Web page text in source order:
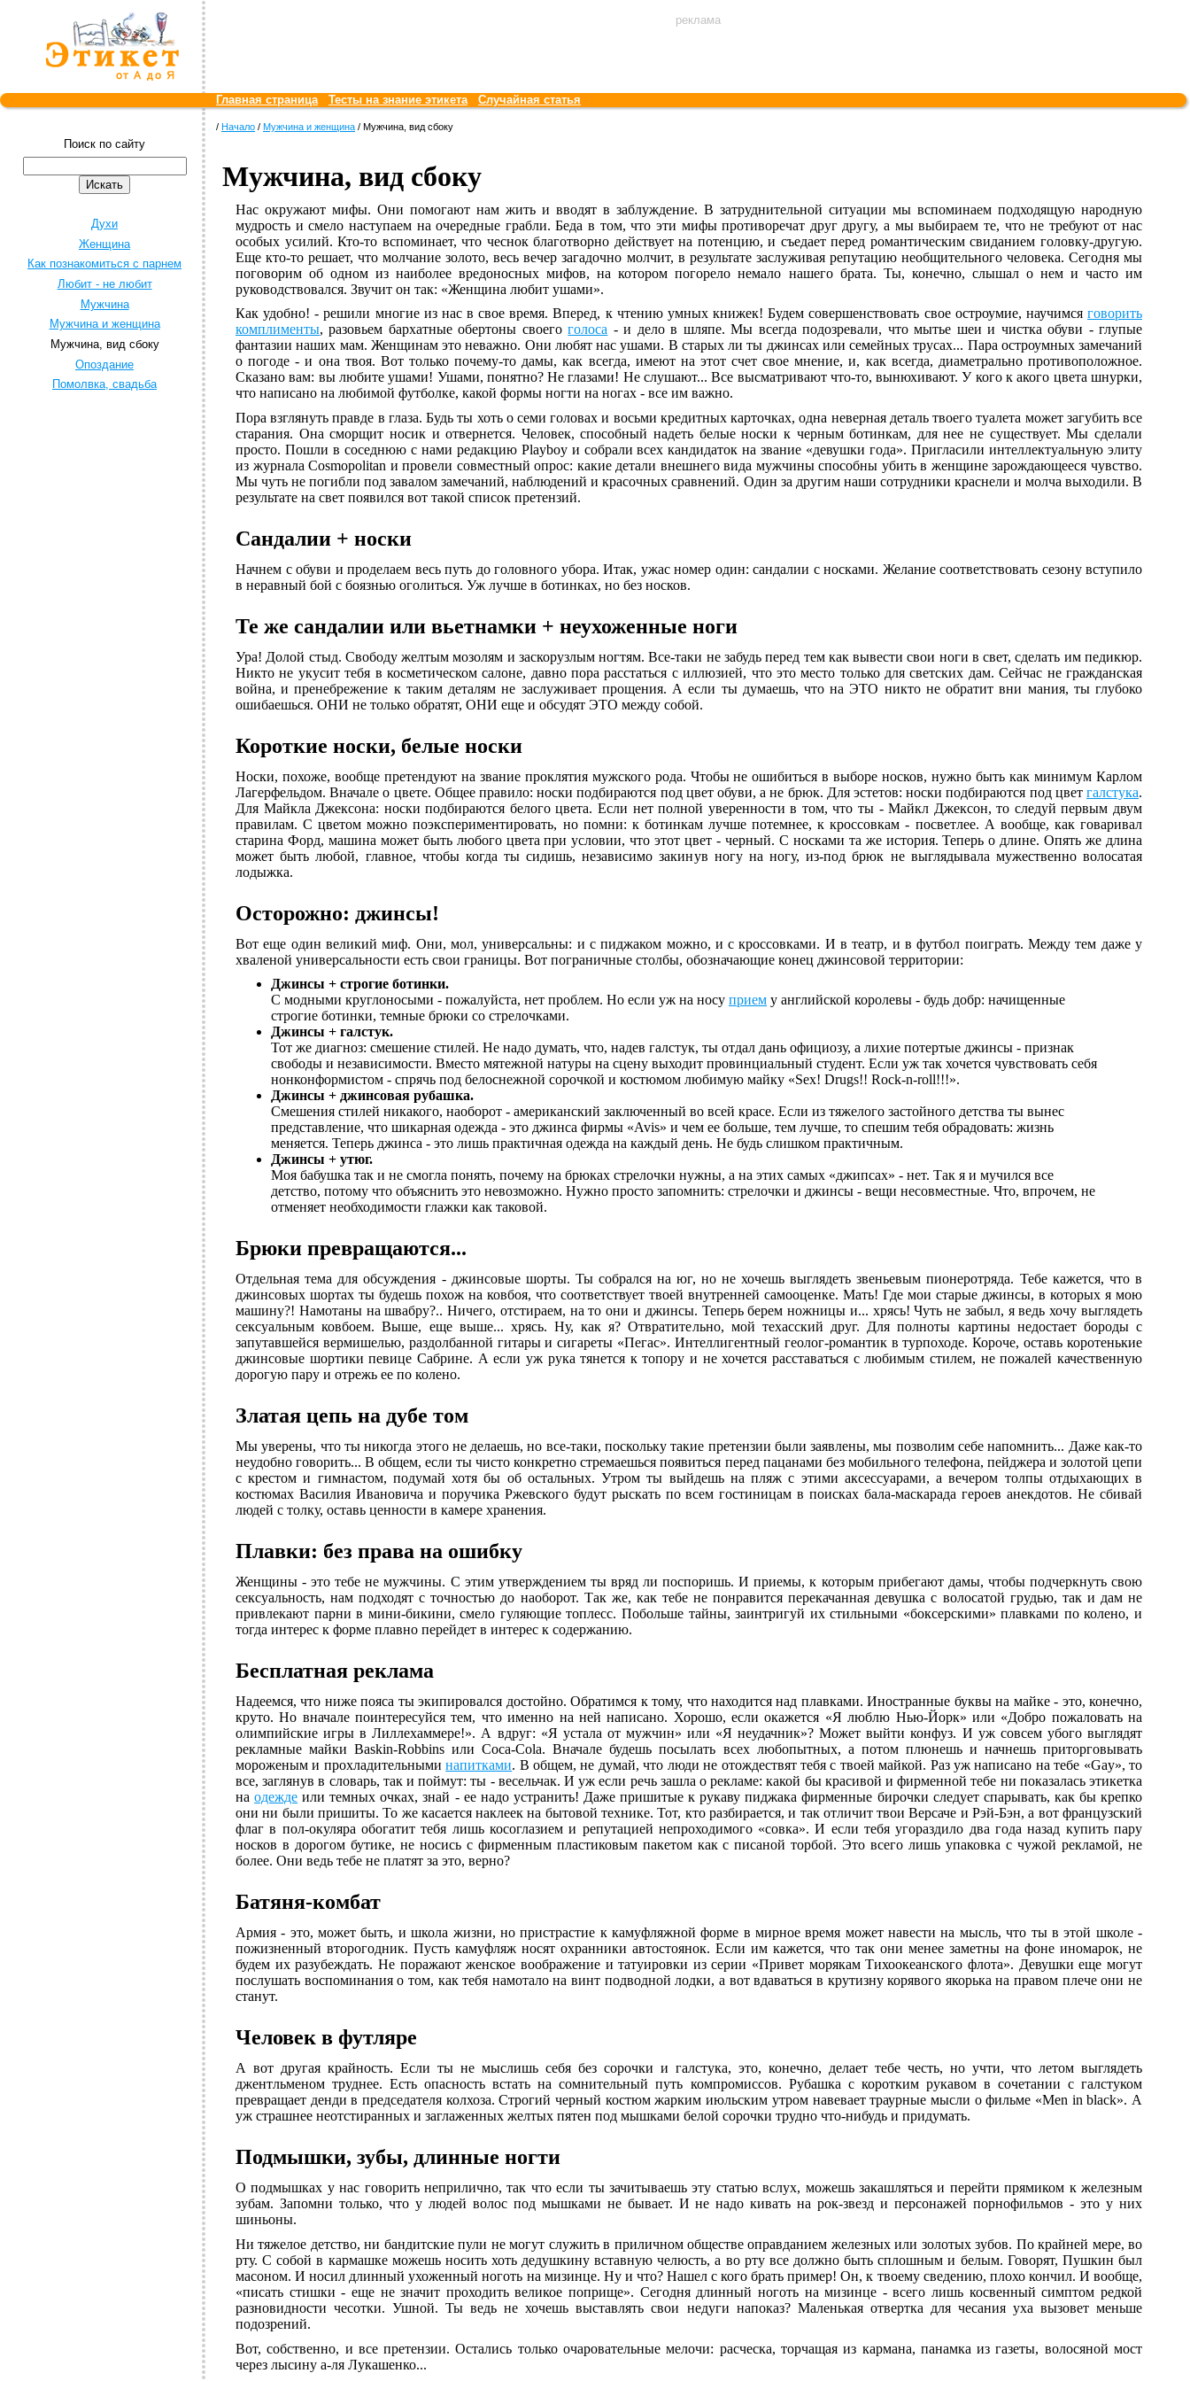
реклама
Главная страница Тесты на знание этикета Случайная статья
Поиск по сайту
Духи
Женщина
Как познакомиться с парнем
Любит - не любит
Мужчина
Мужчина и женщина
Мужчина, вид сбоку
Опоздание
Помолвка, свадьба
/ Начало / Мужчина и женщина / Мужчина, вид сбоку
Мужчина, вид сбоку
Нас окружают мифы. Они помогают нам жить и вводят в заблуждение. В затруднительной ситуации мы вспоминаем подходящую народную
мудрость и смело наступаем на очередные грабли. Беда в том, что эти мифы противоречат друг другу, а мы выбираем те, что не требуют от нас
особых усилий. Кто-то вспоминает, что чеснок благотворно действует на потенцию, и съедает перед романтическим свиданием головку-другую.
Еще кто-то решает, что молчание золото, весь вечер загадочно молчит, в результате заслуживая репутацию необщительного человека. Сегодня мы
поговорим об одном из наиболее вредоносных мифов, на котором погорело немало нашего брата. Ты, конечно, слышал о нем и часто им
руководствовался. Звучит он так: «Женщина любит ушами».
Как удобно! - решили многие из нас в свое время. Вперед, к чтению умных книжек! Будем совершенствовать свое остроумие, научимся говорить
комплименты, разовьем бархатные обертоны своегоголоса - и дело в шляпе. Мы всегда подозревали, что мытье шеи и чистка обуви - глупые
фантазии наших мам. Женщинам это неважно. Они любят нас ушами. В старых ли ты джинсах или семейных трусах... Пара остроумных замечаний
о погоде - и она твоя. Вот только почему-то дамы, как всегда, имеют на этот счет свое мнение, и, как всегда, диаметрально противоположное.
Сказано вам: вы любите ушами! Ушами, понятно? Не глазами! Не слушают... Все высматривают что-то, вынюхивают. У кого к акого цвета шнурки,
что написано на любимой футболке, какой формы ногти на ногах - все им важно.
Пора взглянуть правде в глаза. Будь ты хоть о семи головах и восьми кредитных карточках, одна неверная деталь твоего туалета может загубить все
старания. Она сморщит носик и отвернется. Человек, способный надеть белые носки к черным ботинкам, для нее не существует. Мы сделали
просто. Пошли в соседнюю с нами редакцию Playboy и собрали всех кандидаток на звание «девушки года». Пригласили интеллектуальную элиту
из журнала Cosmopolitan и провели совместный опрос: какие детали внешнего вида мужчины способны убить в женщине зарождающееся чувство.
Мы чуть не погибли под завалом замечаний, наблюдений и красочных сравнений. Один за другим наши сотрудники краснели и молча выходили. В
результате на свет появился вот такой список претензий.
Сандалии + носки
Начнем с обуви и проделаем весь путь до головного убора. Итак, ужас номер один: сандалии с носками. Желание соответствовать сезону вступило
в неравный бой с боязнью оголиться. Уж лучше в ботинках, но без носков.
Те же сандалии или вьетнамки + неухоженные ноги
Ура! Долой стыд. Свободу желтым мозолям и заскорузлым ногтям. Все-таки не забудь перед тем как вывести свои ноги в свет, сделать им педикюр.
Никто не укусит тебя в косметическом салоне, давно пора расстаться с иллюзией, что это место только для светских дам. Сейчас не гражданская
война, и пренебрежение к таким деталям не заслуживает прощения. А если ты думаешь, что на ЭТО никто не обратит вни мания, ты глубоко
ошибаешься. ОНИ не только обратят, ОНИ еще и обсудят ЭТО между собой.
Короткие носки, белые носки
Носки, похоже, вообще претендуют на звание проклятия мужского рода. Чтобы не ошибиться в выборе носков, нужно быть как минимум Карлом
Лагерфельдом. Вначале о цвете. Общее правило: носки подбираются под цвет обуви, а не брюк. Для эстетов: носки подбираются под цвет галстука.
Для Майкла Джексона: носки подбираются белого цвета. Если нет полной уверенности в том, что ты - Майкл Джексон, то следуй первым двум
правилам. С цветом можно поэкспериментировать, но помни: к ботинкам лучше потемнее, к кроссовкам - посветлее. А вообще, как говаривал
старина Форд, машина может быть любого цвета при условии, что этот цвет - черный. С носками та же история. Теперь о длине. Опять же длина
может быть любой, главное, чтобы когда ты сидишь, независимо закинув ногу на ногу, из-под брюк не выглядывала мужественно волосатая
лодыжка.
Осторожно: джинсы!
Вот еще один великий миф. Они, мол, универсальны: и с пиджаком можно, и с кроссовками. И в театр, и в футбол поиграть. Между тем даже у
хваленой универсальности есть свои границы. Вот пограничные столбы, обозначающие конец джинсовой территории:
Джинсы + строгие ботинки.
С модными круглоносыми - пожалуйста, нет проблем. Но если уж на носу прием у английской королевы - будь добр: начищенные
строгие ботинки, темные брюки со стрелочками.
Джинсы + галстук.
Тот же диагноз: смешение стилей. Не надо думать, что, надев галстук, ты отдал дань официозу, а лихие потертые джинсы - признак
свободы и независимости. Вместо мятежной натуры на сцену выходит провинциальный студент. Если уж так хочется чувствовать себя
нонконформистом - спрячь под белоснежной сорочкой и костюмом любимую майку «Sex! Drugs!! Rock-n-roll!!!».
Джинсы + джинсовая рубашка.
Смешения стилей никакого, наоборот - американский заключенный во всей красе. Если из тяжелого застойного детства ты вынес
представление, что шикарная одежда - это джинса фирмы «Avis» и чем ее больше, тем лучше, то спешим тебя обрадовать: жизнь
меняется. Теперь джинса - это лишь практичная одежда на каждый день. Не будь слишком практичным.
Джинсы + утюг.
Моя бабушка так и не смогла понять, почему на брюках стрелочки нужны, а на этих самых «джипсах» - нет. Так я и мучился все
детство, потому что объяснить это невозможно. Нужно просто запомнить: стрелочки и джинсы - вещи несовместные. Что, впрочем, не
отменяет необходимости глажки как таковой.
Брюки превращаются...
Отдельная тема для обсуждения - джинсовые шорты. Ты собрался на юг, но не хочешь выглядеть звеньевым пионеротряда. Тебе кажется, что в
джинсовых шортах ты будешь похож на ковбоя, что соответствует твоей внутренней самооценке. Мать! Где мои старые джинсы, в которых я мою
машину?! Намотаны на швабру?.. Ничего, отстираем, на то они и джинсы. Теперь берем ножницы и... хрясь! Чуть не забыл, я ведь хочу выглядеть
сексуальным ковбоем. Выше, еще выше... хрясь. Ну, как я? Отвратительно, мой техасский друг. Для полноты картины недостает бороды с
запутавшейся вермишелью, раздолбанной гитары и сигареты «Пегас». Интеллигентный геолог-романтик в турпоходе. Короче, оставь коротенькие
джинсовые шортики певице Сабрине. А если уж рука тянется к топору и не хочется расставаться с любимым стилем, не пожалей качественную
дорогую пару и отрежь ее по колено.
Златая цепь на дубе том
Мы уверены, что ты никогда этого не делаешь, но все-таки, поскольку такие претензии были заявлены, мы позволим себе напомнить... Даже как-то
неудобно говорить... В общем, если ты чисто конкретно стремаешься появиться перед пацанами без мобильного телефона, пейджера и золотой цепи
с крестом и гимнастом, подумай хотя бы об остальных. Утром ты выйдешь на пляж с этими аксессуарами, а вечером толпы отдыхающих в
костюмах Василия Ивановича и поручика Ржевского будут рыскать по всем гостиницам в поисках бала-маскарада героев анекдотов. Не сбивай
людей с толку, оставь ценности в камере хранения.
Плавки: без права на ошибку
Женщины - это тебе не мужчины. С этим утверждением ты вряд ли поспоришь. И приемы, к которым прибегают дамы, чтобы подчеркнуть свою
сексуальность, нам подходят с точностью до наоборот. Так же, как тебе не понравится перекачанная девушка с волосатой грудью, так и дам не
привлекают парни в мини-бикини, смело гуляющие топлесс. Побольше тайны, заинтригуй их стильными «боксерскими» плавками по колено, и
тогда интерес к форме плавно перейдет в интерес к содержанию.
Бесплатная реклама
Надеемся, что ниже пояса ты экипировался достойно. Обратимся к тому, что находится над плавками. Иностранные буквы на майке - это, конечно,
круто. Но вначале поинтересуйся тем, что именно на ней написано. Хорошо, если окажется «Я люблю Нью-Йорк» или «Добро пожаловать на
олимпийские игры в Лиллехаммере!». А вдруг: «Я устала от мужчин» или «Я неудачник»? Может выйти конфуз. И уж совсем убого выглядят
рекламные майки Baskin-Robbins или Coca-Cola. Вначале будешь посылать всех любопытных, а потом плюнешь и начнешь приторговывать
мороженым и прохладительныминапитками. В общем, не думай, что люди не отождествят тебя с твоей майкой. Раз уж написано на тебе «Gay», то
все, заглянув в словарь, так и поймут: ты - весельчак. И уж если речь зашла о рекламе: какой бы красивой и фирменной тебе ни показалась этикетка
наодежде или темных очках, знай - ее надо устранить! Даже пришитые к рукаву пиджака фирменные бирочки следует спарывать, как бы крепко
они ни были пришиты. То же касается наклеек на бытовой технике. Тот, кто разбирается, и так отличит твои Версаче и Рэй-Бэн, а вот французский
флаг в пол-окуляра обогатит тебя лишь косоглазием и репутацией непроходимого «совка». И если тебя угораздило два года назад купить пару
носков в дорогом бутике, не носись с фирменным пластиковым пакетом как с писаной торбой. Это всего лишь упаковка с чужой рекламой, не
более. Они ведь тебе не платят за это, верно?
Батяня-комбат
Армия - это, может быть, и школа жизни, но пристрастие к камуфляжной форме в мирное время может навести на мысль, что ты в этой школе -
пожизненный второгодник. Пусть камуфляж носят охранники автостоянок. Если им кажется, что так они менее заметны на фоне иномарок, не
будем их разубеждать. Не поражают женское воображение и татуировки из серии «Привет морякам Тихоокеанского флота». Девушки еще могут
послушать воспоминания о том, как тебя намотало на винт подводной лодки, а вот вдаваться в крутизну корявого якорька на правом плече они не
станут.
Человек в футляре
А вот другая крайность. Если ты не мыслишь себя без сорочки и галстука, это, конечно, делает тебе честь, но учти, что летом выглядеть
джентльменом труднее. Есть опасность встать на сомнительный путь компромиссов. Рубашка с коротким рукавом в сочетании с галстуком
превращает денди в председателя колхоза. Строгий черный костюм жарким июльским утром навевает траурные мысли о фильме «Men in black». А
уж страшнее неотстиранных и заглаженных желтых пятен под мышками белой сорочки трудно что-нибудь и придумать.
Подмышки, зубы, длинные ногти
О подмышках у нас говорить неприлично, так что если ты зачитываешь эту статью вслух, можешь закашляться и перейти прямиком к железным
зубам. Запомни только, что у людей волос под мышками не бывает. И не надо кивать на рок-звезд и персонажей порнофильмов - это у них
шиньоны.
Ни тяжелое детство, ни бандитские пули не могут служить в приличном обществе оправданием железных или золотых зубов. По крайней мере, во
рту. С собой в кармашке можешь носить хоть дедушкину вставную челюсть, а во рту все должно быть сплошным и белым. Говорят, Пушкин был
масоном. И носил длинный ухоженный ноготь на мизинце. Ну и что? Нашел с кого брать пример! Он, к твоему сведению, плохо кончил. И вообще,
«писать стишки - еще не значит проходить великое поприще». Сегодня длинный ноготь на мизинце - всего лишь косвенный симптом редкой
разновидности чесотки. Ушной. Ты ведь не хочешь выставлять свои недуги напоказ? Маленькая отвертка для чесания уха вызовет меньше
подозрений.
Вот, собственно, и все претензии. Остались только очаровательные мелочи: расческа, торчащая из кармана, панамка из газеты, волосяной мост
через лысину а-ля Лукашенко...